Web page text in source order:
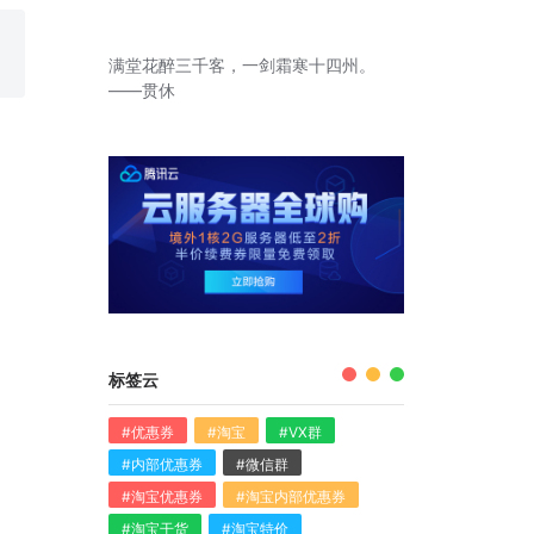
满堂花醉三千客，一剑霜寒十四州。
——贯休
标签云
#优惠券 #淘宝
#VX群
#内部优惠券
#微信群
#淘宝优惠券
#淘宝内部优惠券
#淘宝干货
#淘宝特价